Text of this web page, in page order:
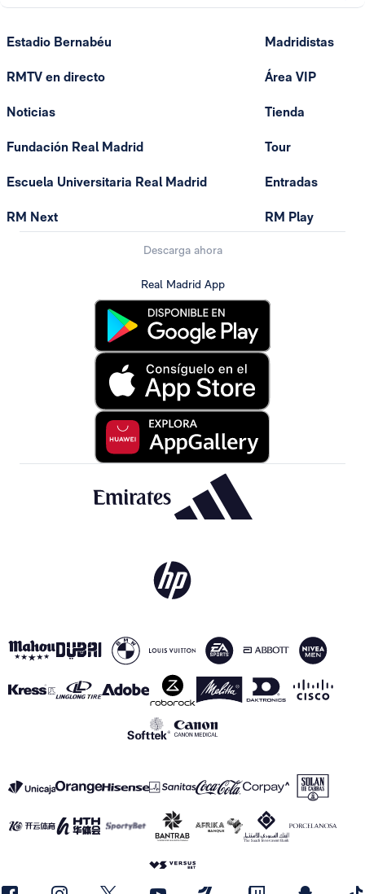
Estadio Bernabéu
RMTV en directo
Noticias
Fundación Real Madrid
Escuela Universitaria Real Madrid
RM Next
Madridistas
Área VIP
Tienda
Tour
Entradas
RM Play
Descarga ahora
Real Madrid App